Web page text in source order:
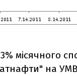
місячного
на